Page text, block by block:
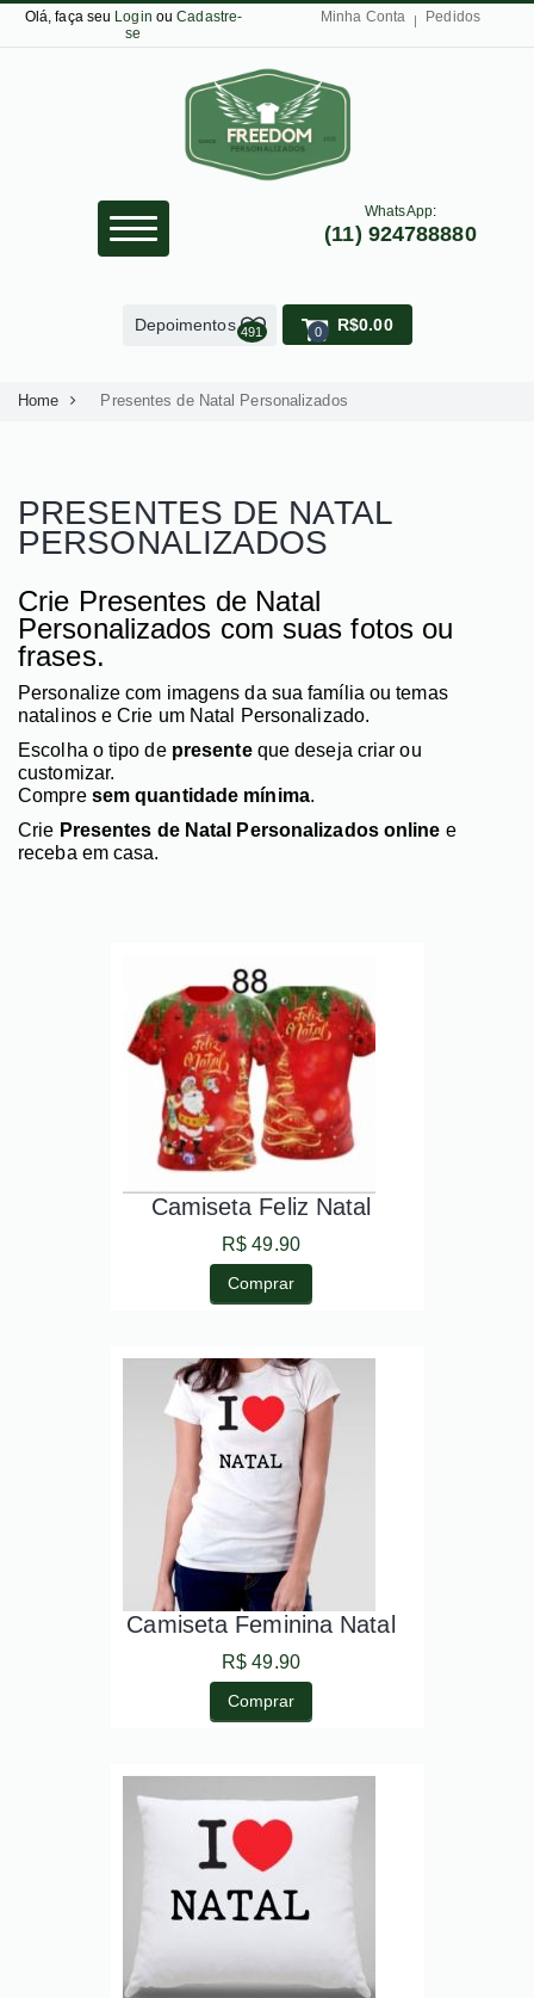
Olá, faça seu Login ouCadastre-
se
Minha Conta Pedidos
WhatsApp:
(11) 924788880
Depoimentos491 0 R$0.00
Home Presentes de Natal Personalizados
PRESENTES DE NATAL
PERSONALIZADOS
Crie Presentes de Natal
Personalizados com suas fotos ou
frases.
Personalize com imagens da sua família ou temas
natalinos e Crie um Natal Personalizado.
Escolha o tipo de presenteque deseja criar ou
customizar.
Compre sem quantidade mínima.
Crie Presentes de Natal Personalizados online e
receba em casa.
Camiseta Feliz Natal
R$ 49.90
Comprar
Camiseta Feminina Natal
R$ 49.90
Comprar